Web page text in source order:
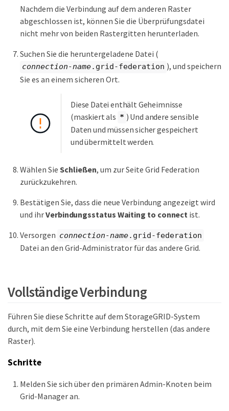
Nachdem die Verbindung auf dem anderen Raster
abgeschlossen ist, können Sie die Überprüfungsdatei
nicht mehr von beiden Rastergitten herunterladen.
Suchen Sie die heruntergeladene Datei (
connection-name.grid-federation ), und speichern
Sie es an einem sicheren Ort.
Diese Datei enthält Geheimnisse
(maskiert als * ) Und andere sensible
Daten und müssen sicher gespeichert
und übermittelt werden.
Wählen Sie Schließen, um zur Seite Grid Federation
zurückzukehren.
Bestätigen Sie, dass die neue Verbindung angezeigt wird
und ihrVerbindungsstatus Waiting to connect ist.
Versorgen connection-name.grid-federation
Datei an den Grid-Administrator für das andere Grid.
Vollständige Verbindung
Führen Sie diese Schritte auf dem StorageGRID-System
durch, mit dem Sie eine Verbindung herstellen (das andere
Raster).
Schritte
Melden Sie sich über den primären Admin-Knoten beim
Grid-Manager an.